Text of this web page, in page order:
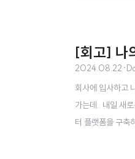
[회고] 나
2024.08.22 ·
회사에 입사하고
가는데.. 내일 새
터 플랫폼을 구축